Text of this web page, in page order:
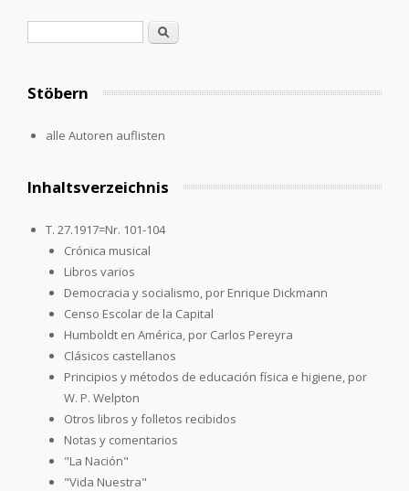
Search
Stöbern
alle Autoren auflisten
Inhaltsverzeichnis
T. 27.1917=Nr. 101-104
Crónica musical
Libros varios
Democracia y socialismo, por Enrique Dickmann
Censo Escolar de la Capital
Humboldt en América, por Carlos Pereyra
Clásicos castellanos
Principios y métodos de educación física e higiene, por
W. P. Welpton
Otros libros y folletos recibidos
Notas y comentarios
"La Nación"
"Vida Nuestra"